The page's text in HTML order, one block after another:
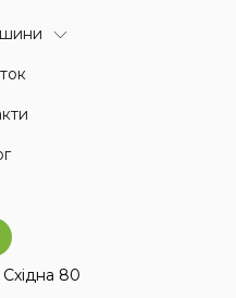
80